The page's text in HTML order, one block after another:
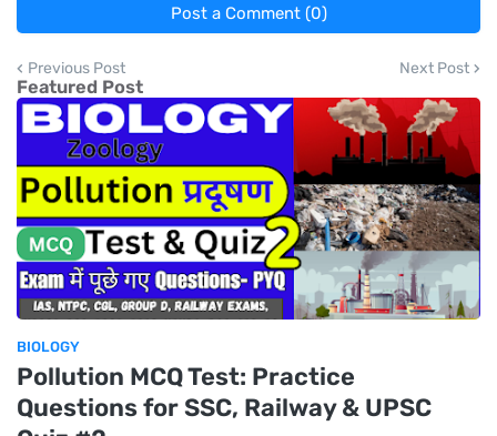
Post a Comment (0)
Previous Post Next Post
Featured Post
BIOLOGY
Pollution MCQ Test: Practice
Questions for SSC, Railway & UPSC